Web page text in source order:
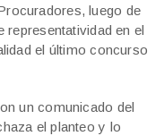
luego de
representatividad en el
el último concurso
un comunicado del
el planteo y lo